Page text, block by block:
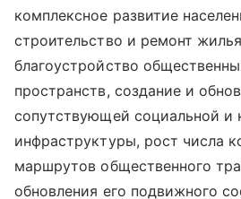
комплексное развитие
строительство и ремонт
благоустройство
пространств, создание и
сопутствующей социальной и
инфраструктуры, рост числа
маршрутов общественного
обновления его подвижного